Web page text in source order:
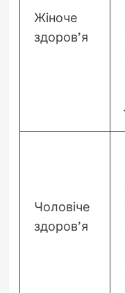
Жіноче
здоров’я
Чоловіче
здоров’я